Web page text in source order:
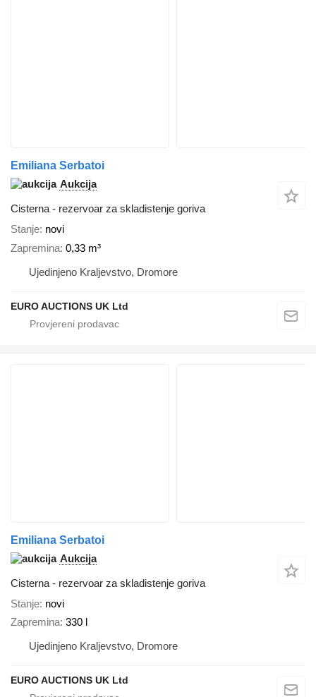
Emiliana Serbatoi
Aukcija
Cisterna - rezervoar za skladistenje goriva
Stanje novi
Zapremina 0,33 m³
Ujedinjeno Kraljevstvo, Dromore
EURO AUCTIONS UK Ltd
Emiliana Serbatoi
Aukcija
Cisterna - rezervoar za skladistenje goriva
Stanje novi
Zapremina 330 l
Ujedinjeno Kraljevstvo, Dromore
EURO AUCTIONS UK Ltd